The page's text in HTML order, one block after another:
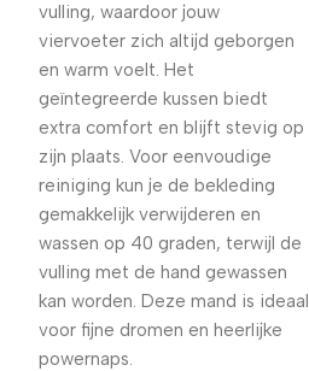
vulling, waardoor jouw
viervoeter zich altijd geborgen
en warm voelt. Het
geïntegreerde kussen biedt
extra comfort en blijft stevig op
zijn plaats. Voor eenvoudige
reiniging kun je de bekleding
gemakkelijk verwijderen en
wassen op 40 graden, terwijl de
vulling met de hand gewassen
kan worden. Deze mand is ideaal
voor fijne dromen en heerlijke
powernaps.